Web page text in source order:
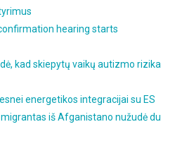
hearing starts
kad skiepytų vaikų autizmo rizika
energetikos integracijai su ES
iš Afganistano nužudė du